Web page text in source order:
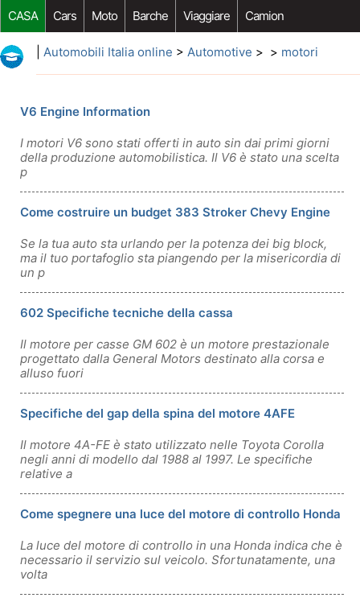
CASA Cars Moto Barche Viaggiare Camion
Riparazione Auto Acquisto Auto Car Opzioni Aftermarket
Automobili Italia online > Automotive > > motori
V6 Engine Information
I motori V6 sono stati offerti in auto sin dai primi giorni
della produzione automobilistica. Il V6 è stato una scelta
p
Come costruire un budget 383 Stroker Chevy Engine
Se la tua auto sta urlando per la potenza dei big block,
ma il tuo portafoglio sta piangendo per la misericordia di
un p
602 Specifiche tecniche della cassa
Il motore per casse GM 602 è un motore prestazionale
progettato dalla General Motors destinato alla corsa e
alluso fuori
Specifiche del gap della spina del motore 4AFE
Il motore 4A-FE è stato utilizzato nelle Toyota Corolla
negli anni di modello dal 1988 al 1997. Le specifiche
relative a
Come spegnere una luce del motore di controllo Honda
La luce del motore di controllo in una Honda indica che è
necessario il servizio sul veicolo. Sfortunatamente, una
volta